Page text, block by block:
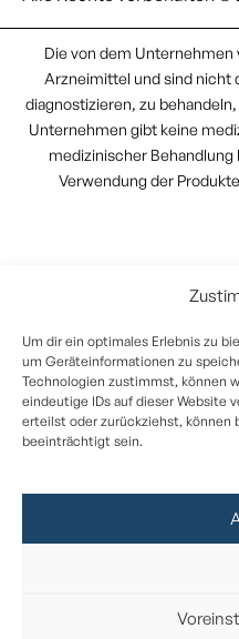
Um dir ein optimales Erlebnis zu
um Geräteinformationen zu
Technologien zustimmst, können
eindeutige IDs auf dieser Website
erteilst oder zurückziehst, können
beeinträchtigt sein.
Die von dem
Arzneimittel und sind nicht
diagnostizieren, zu
Unternehmen gibt keine
medizinischer
Verwendung der